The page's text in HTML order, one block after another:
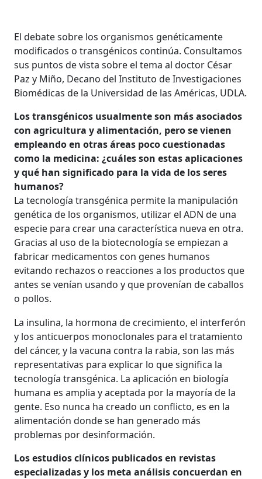
El debate sobre los organismos genéticamente
modificados o transgénicos continúa. Consultamos
sus puntos de vista sobre el tema al doctor César
Paz y Miño, Decano del Instituto de Investigaciones
Biomédicas de la Universidad de las Américas, UDLA.
Los transgénicos usualmente son más asociados
con agricultura y alimentación, pero se vienen
empleando en otras áreas poco cuestionadas
como la medicina: ¿cuáles son estas aplicaciones
y qué han significado para la vida de los seres
humanos?
La tecnología transgénica permite la manipulación
genética de los organismos, utilizar el ADN de una
especie para crear una característica nueva en otra.
Gracias al uso de la biotecnología se empiezan a
fabricar medicamentos con genes humanos
evitando rechazos o reacciones a los productos que
antes se venían usando y que provenían de caballos
o pollos.
La insulina, la hormona de crecimiento, el interferón
y los anticuerpos monoclonales para el tratamiento
del cáncer, y la vacuna contra la rabia, son las más
representativas para explicar lo que significa la
tecnología transgénica. La aplicación en biología
humana es amplia y aceptada por la mayoría de la
gente. Eso nunca ha creado un conflicto, es en la
alimentación donde se han generado más
problemas por desinformación.
Los estudios clínicos publicados en revistas
especializadas y los meta análisis concuerdan en